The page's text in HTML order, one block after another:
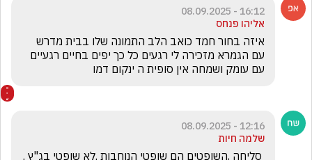
16:12 - 08.09.2025
אליהו פנחס
עם עומק ושמחה אין סופית ה ינקום דמו
12:16 - 08.09.2025
שלמה חיות